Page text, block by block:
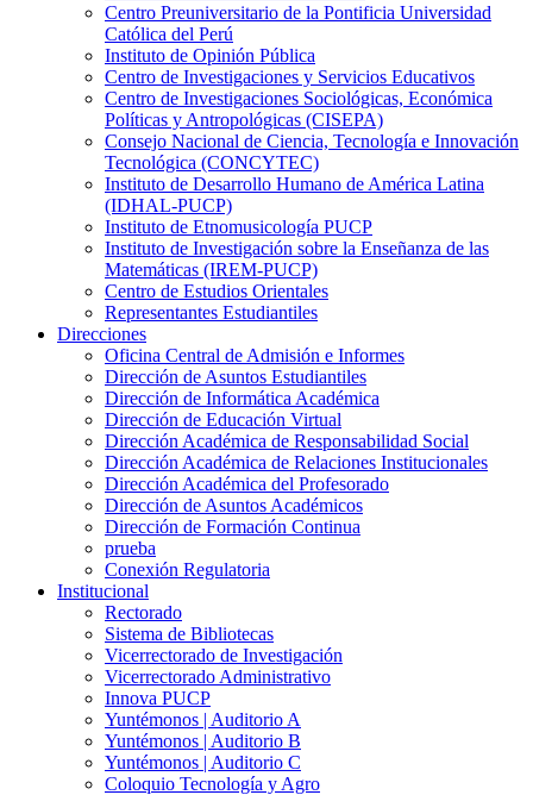
Centro Preuniversitario de la Pontificia Universidad
Católica del Perú
Instituto de Opinión Pública
Centro de Investigaciones y Servicios Educativos
Centro de Investigaciones Sociológicas, Económica
Políticas y Antropológicas (CISEPA)
Consejo Nacional de Ciencia, Tecnología e Innovación
Tecnológica (CONCYTEC)
Instituto de Desarrollo Humano de América Latina
(IDHAL-PUCP)
Instituto de Etnomusicología PUCP
Instituto de Investigación sobre la Enseñanza de las
Matemáticas (IREM-PUCP)
Centro de Estudios Orientales
Representantes Estudiantiles
Direcciones
Oficina Central de Admisión e Informes
Dirección de Asuntos Estudiantiles
Dirección de Informática Académica
Dirección de Educación Virtual
Dirección Académica de Responsabilidad Social
Dirección Académica de Relaciones Institucionales
Dirección Académica del Profesorado
Dirección de Asuntos Académicos
Dirección de Formación Continua
prueba
Conexión Regulatoria
Institucional
Rectorado
Sistema de Bibliotecas
Vicerrectorado de Investigación
Vicerrectorado Administrativo
Innova PUCP
Yuntémonos | Auditorio A
Yuntémonos | Auditorio B
Yuntémonos | Auditorio C
Coloquio Tecnología y Agro